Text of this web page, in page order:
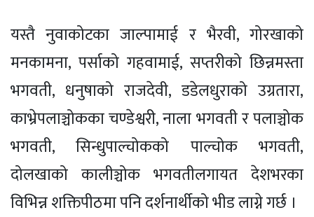
यस्तै नुवाकोटका जाल्पामाई र भैरवी, गोरखाको
मनकामना, पर्साको गहवामाई, सप्तरीको छिन्नमस्ता
भगवती, धनुषाको राजदेवी, डडेलधुराको उग्रतारा,
काभ्रेपलाञ्चोकका चण्डेश्वरी, नाला भगवती र पलाञ्चोक
भगवती, सिन्धुपाल्चोकको पाल्चोक भगवती,
दोलखाको कालीञ्चोक भगवतीलगायत देशभरका
विभिन्न शक्तिपीठमा पनि दर्शनार्थीको भीड लाग्ने गर्छ ।